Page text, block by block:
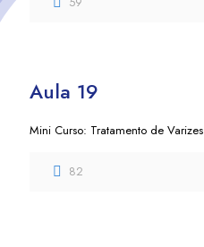
Aula 19
Mini Curso: Tratamento de Varizes
82